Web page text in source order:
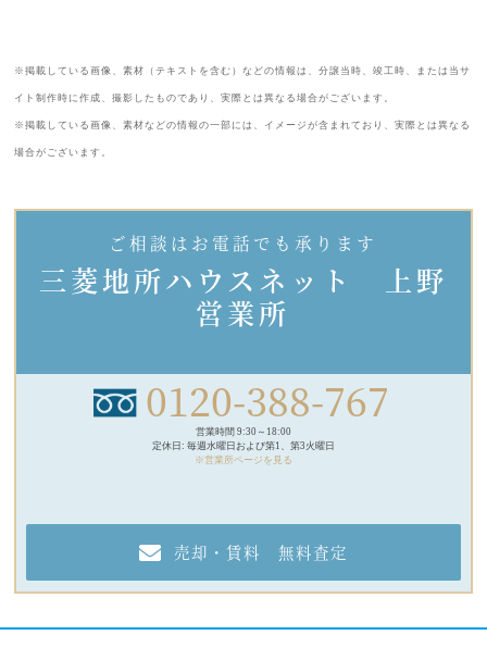
※掲載している画像、素材（テキストを含む）などの情報は、分譲当時、竣工時、または当サ
イト制作時に作成、撮影したものであり、実際とは異なる場合がございます。
※掲載している画像、素材などの情報の一部には、イメージが含まれており、実際とは異なる
場合がございます。
ご相談はお電話でも承ります
三菱地所ハウスネット 上野
営業所
0120-388-767
営業時間 9:30～18:00
定休日: 毎週水曜日および第1、第3火曜日
※営業所ページを見る
売却・賃料 無料査定